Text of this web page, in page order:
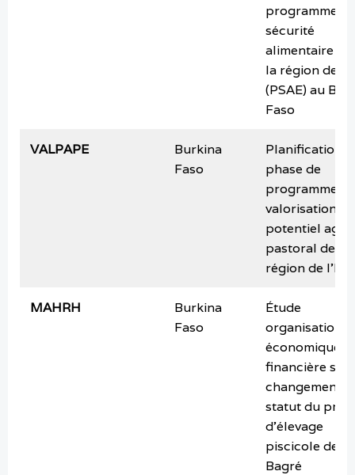
programme de
sécurité
alimentaire
la région de
(PSAE) au
Faso
VALPAPE
Burkina
Faso
Planification
phase de
programme de
valorisation du
potentiel
pastoral de la
région de l’Est
MAHRH
Burkina
Faso
Étude
économique et
financière sur
changement
statut du
d’élevage
piscicole de
Bagré